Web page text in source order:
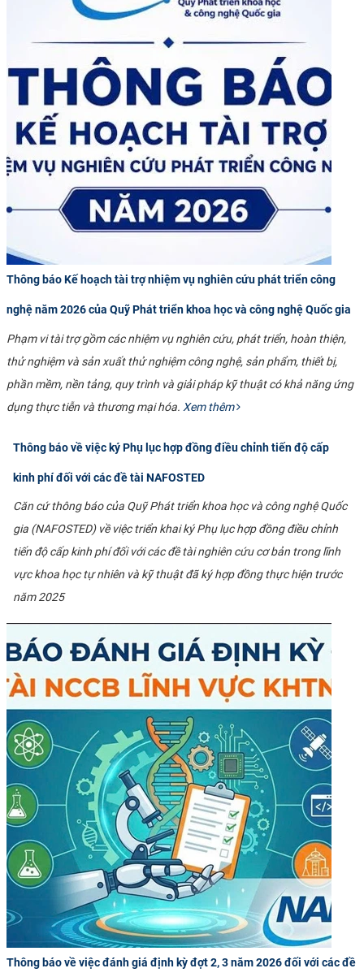
Thông báo Kế hoạch tài trợ nhiệm vụ nghiên cứu phát triển công
nghệ năm 2026 của Quỹ Phát triển khoa học và công nghệ Quốc gia
Phạm vi tài trợ gồm các nhiệm vụ nghiên cứu, phát triển, hoàn thiện,
thử nghiệm và sản xuất thử nghiệm công nghệ, sản phẩm, thiết bị,
phần mềm, nền tảng, quy trình và giải pháp kỹ thuật có khả năng ứng
dụng thực tiễn và thương mại hóa. Xem thêm
Thông báo về việc ký Phụ lục hợp đồng điều chỉnh tiến độ cấp
kinh phí đối với các đề tài NAFOSTED
Căn cứ thông báo của Quỹ Phát triển khoa học và công nghệ Quốc
gia (NAFOSTED) về việc triển khai ký Phụ lục hợp đồng điều chỉnh
tiến độ cấp kinh phí đối với các đề tài nghiên cứu cơ bản trong lĩnh
vực khoa học tự nhiên và kỹ thuật đã ký hợp đồng thực hiện trước
năm 2025
Thông báo về việc đánh giá định kỳ đợt 2, 3 năm 2026 đối với các đề